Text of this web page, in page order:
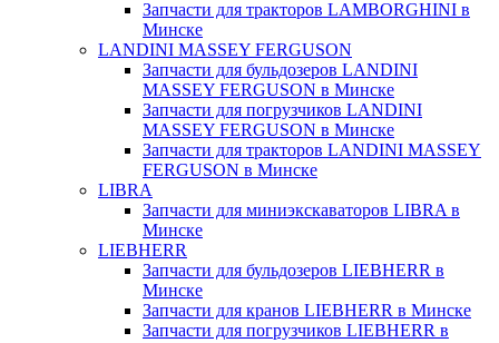
Запчасти для тракторов LAMBORGHINI в
Минске
LANDINI MASSEY FERGUSON
Запчасти для бульдозеров LANDINI
MASSEY FERGUSON в Минске
Запчасти для погрузчиков LANDINI
MASSEY FERGUSON в Минске
Запчасти для тракторов LANDINI MASSEY
FERGUSON в Минске
LIBRA
Запчасти для миниэкскаваторов LIBRA в
Минске
LIEBHERR
Запчасти для бульдозеров LIEBHERR в
Минске
Запчасти для кранов LIEBHERR в Минске
Запчасти для погрузчиков LIEBHERR в